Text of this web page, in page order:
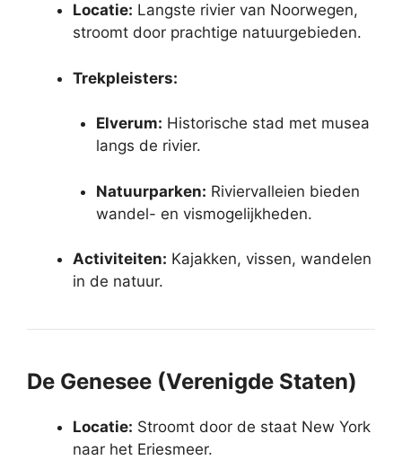
Locatie: Langste rivier van Noorwegen,
stroomt door prachtige natuurgebieden.
Trekpleisters:
Elverum: Historische stad met musea
langs de rivier.
Natuurparken: Riviervalleien bieden
wandel- en vismogelijkheden.
Activiteiten: Kajakken, vissen, wandelen
in de natuur.
De Genesee (Verenigde Staten)
Locatie: Stroomt door de staat New York
naar het Eriesmeer.